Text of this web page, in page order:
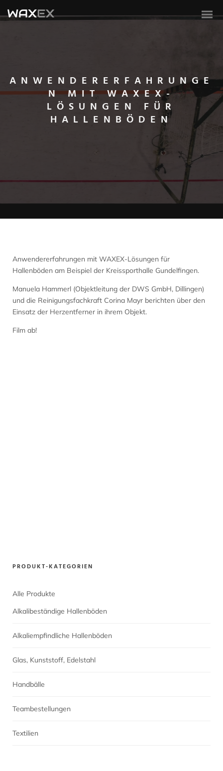
ANWENDERERFAHRUNGE
N MIT WAXEX-
LÖSUNGEN FÜR
HALLENBÖDEN
Anwendererfahrungen mit WAXEX-Lösungen für
Hallenböden am Beispiel der Kreissporthalle Gundelfingen.
Manuela Hammerl (Objektleitung der DWS GmbH, Dillingen)
und die Reinigungsfachkraft Corina Mayr berichten über den
Einsatz der Herzentferner in ihrem Objekt.
Film ab!
PRODUKT-KATEGORIEN
Alle Produkte
Alkalibeständige Hallenböden
Alkaliempfindliche Hallenböden
Glas, Kunststoff, Edelstahl
Handbälle
Teambestellungen
Textilien